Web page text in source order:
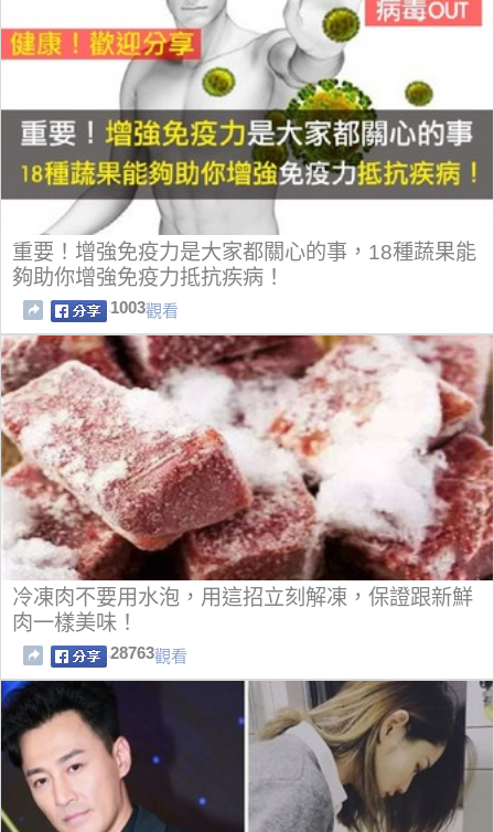
重要！增強免疫力是大家都關心的事，18種蔬果能
夠助你增強免疫力抵抗疾病！
1003觀看
冷凍肉不要用水泡，用這招立刻解凍，保證跟新鮮
肉一樣美味！
28763觀看